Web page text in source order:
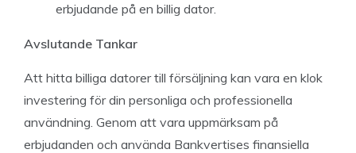
erbjudande på en billig dator.
Avslutande Tankar
Att hitta billiga datorer till försäljning kan vara en klok
investering för din personliga och professionella
användning. Genom att vara uppmärksam på
erbjudanden och använda Bankvertises finansiella